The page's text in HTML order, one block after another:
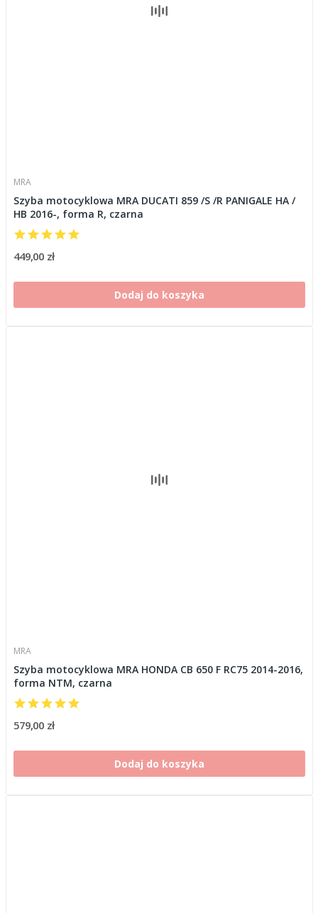
MRA
Szyba motocyklowa MRA DUCATI 859 /S /R PANIGALE HA /
HB 2016-, forma R, czarna
449,00 zł
Dodaj do koszyka
MRA
Szyba motocyklowa MRA HONDA CB 650 F RC75 2014-2016,
forma NTM, czarna
579,00 zł
Dodaj do koszyka